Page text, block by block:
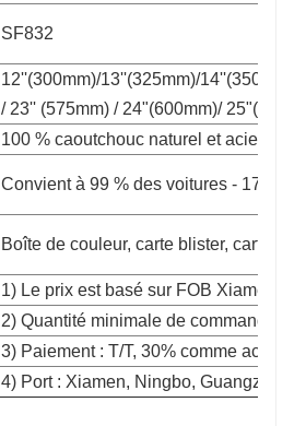
SF832
12''(300mm)/13''(325mm)/
/ 23'' (575mm) / 24"(600mm)/ 25"(625
100 % caoutchouc naturel et acier à
Convient à 99 % des voitures - 17
Boîte de couleur, carte blister, carte
1) Le prix est basé sur FOB Xiamen
2) Quantité minimale de commande : 3
3) Paiement : T/T, 30% comme
4) Port : Xiamen, Ningbo, Guangzhou